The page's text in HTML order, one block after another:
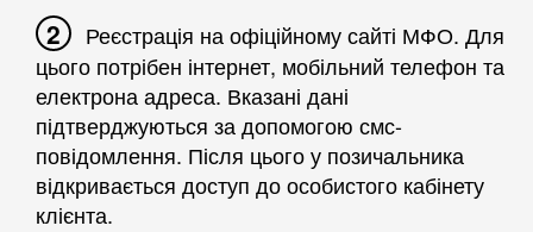
Реєстрація на офіційному сайті МФО. Для
цього потрібен інтернет, мобільний телефон та
електрона адреса. Вказані дані
підтверджуються за допомогою смс-
повідомлення. Після цього у позичальника
відкривається доступ до особистого кабінету
клієнта.